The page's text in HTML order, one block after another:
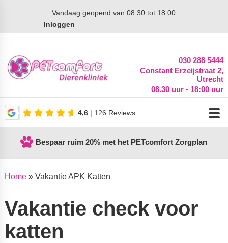
Vandaag geopend van 08.30 tot 18.00
Inloggen
030 288 5444
Constant Erzeijstraat 2,
Utrecht
08.30 uur - 18:00 uur
4,6 | 126 Reviews
Bespaar ruim 20% met het PETcomfort Zorgplan
Home» Vakantie APK Katten
Vakantie check voor
katten